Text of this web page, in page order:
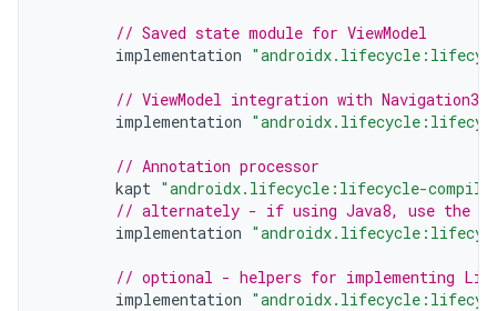
// Saved state module for ViewModel
implementation
// ViewModel integration with Navigation3
implementation
// Annotation processor
kapt "androidx.lifecycle:lifecycle-
// alternately - if using Java8, use the
implementation
// optional - helpers for implementing
implementation